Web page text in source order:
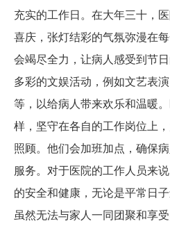
充实的工作日。在大年三十，
喜庆，张灯结彩的气氛弥漫在
会竭尽全力，让病人感受到节
多彩的文娱活动，例如文艺表
等，以给病人带来欢乐和温暖
样，坚守在各自的工作岗位上
照顾。他们会加班加点，确保
服务。对于医院的工作人员来
的安全和健康，无论是平常日
虽然无法与家人一同团聚和享